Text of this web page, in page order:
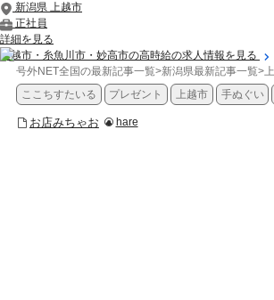
新潟県 上越市
正社員
詳細を見る
上越市・糸魚川市・妙高市の高時給の求人情報を見る
号外NET全国の最新記事一覧>新潟県最新記事一覧>
ここちすたいる
プレゼント 上越市 手ぬぐい
お店みちゃお hare